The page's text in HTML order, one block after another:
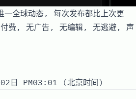
一全球动态, 每次发布都比上次更
费, 无广告, 无编辑, 无逃避, 声
02日 PM03:01 (北京时间)